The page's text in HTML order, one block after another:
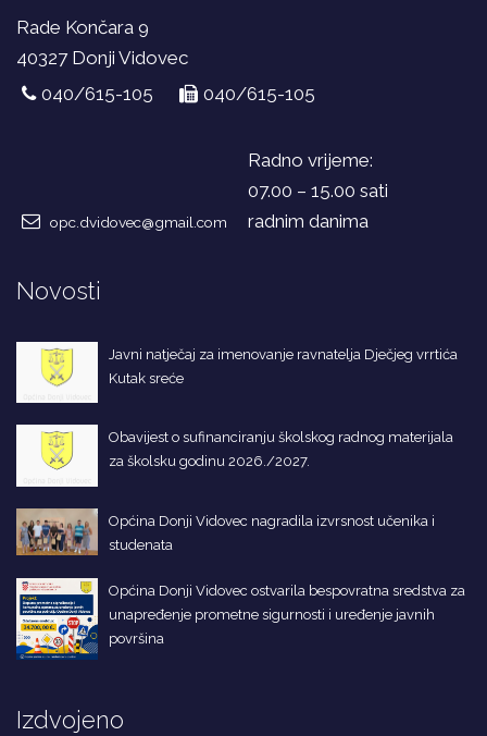
Rade Končara 9
40327 Donji Vidovec
040/615-105
040/615-105
opc.dvidovec@gmail.com
Radno vrijeme:
07.00 – 15.00 sati
radnim danima
Novosti
Javni natječaj za imenovanje ravnatelja Dječjeg vrrtića
Kutak sreće
Obavijest o sufinanciranju školskog radnog materijala
za školsku godinu 2026./2027.
Općina Donji Vidovec nagradila izvrsnost učenika i
studenata
Općina Donji Vidovec ostvarila bespovratna sredstva za
unapređenje prometne sigurnosti i uređenje javnih
površina
Izdvojeno